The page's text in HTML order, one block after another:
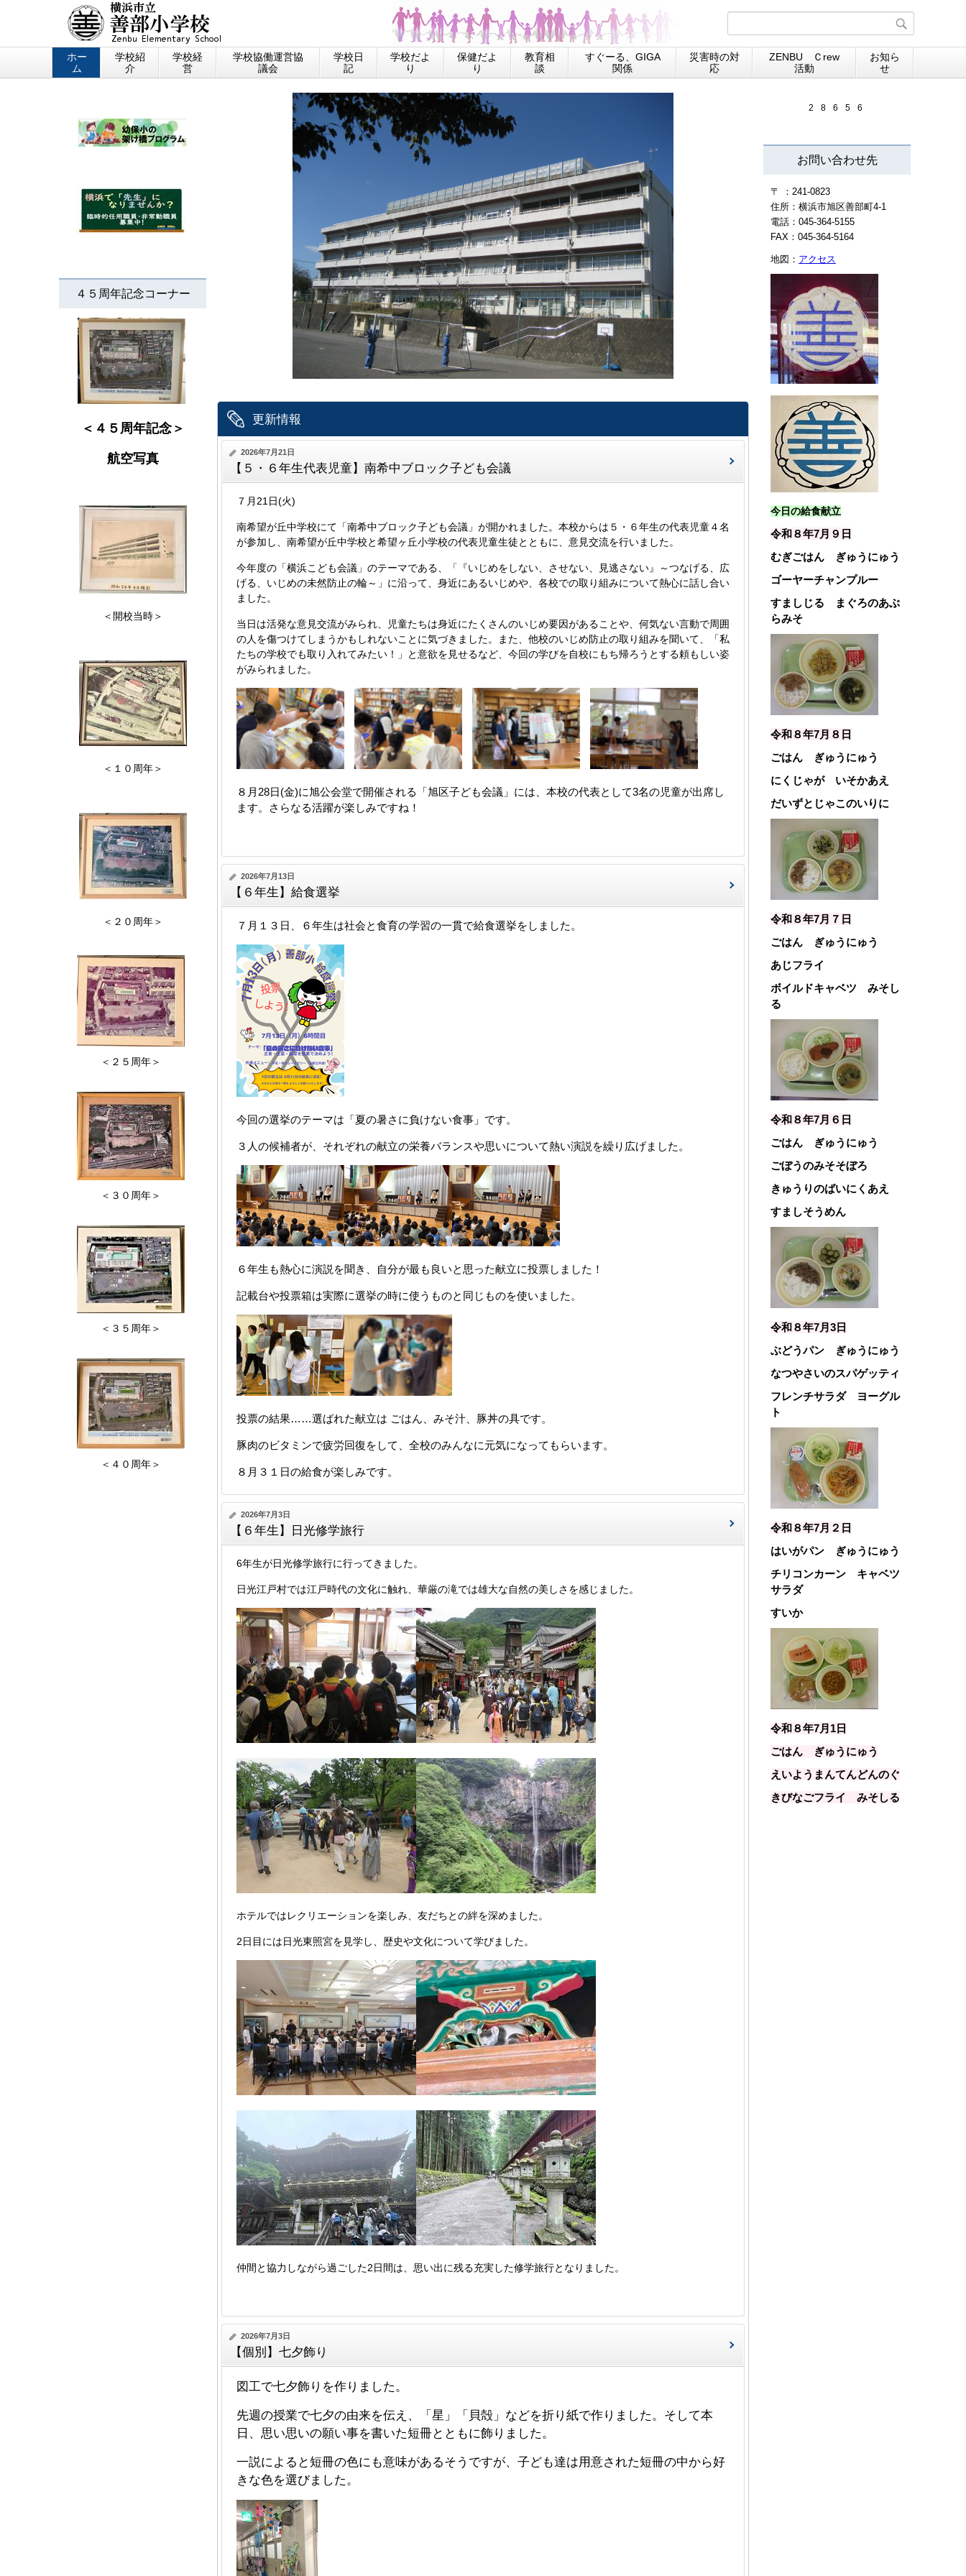
ホー
ム
学校紹
介
学校経
営
学校協働運営協
議会
学校日
記
学校だよ
り
保健だよ
り
教育相
談
すぐーる、GIGA
関係
災害時の対
応
ZENBU Ｃrew
活動
お知ら
せ
４５周年記念コーナー
＜４５周年記念＞
航空写真
＜開校当時＞
＜１０周年＞
＜２０周年＞
＜２５周年＞
＜３０周年＞
＜３５周年＞
＜４０周年＞
更新情報
2026年7月21日
【５・６年生代表児童】南希中ブロック子ども会議
７月21日(火)
南希望が丘中学校にて「南希中ブロック子ども会議」が開かれました。本校からは５・６年生の代表児童４名
が参加し、南希望が丘中学校と希望ヶ丘小学校の代表児童生徒とともに、意見交流を行いました。
今年度の「横浜こども会議」のテーマである、「『いじめをしない、させない、見逃さない』～つなげる、広
げる、いじめの未然防止の輪～」に沿って、身近にあるいじめや、各校での取り組みについて熱心に話し合い
ました。
当日は活発な意見交流がみられ、児童たちは身近にたくさんのいじめ要因があることや、何気ない言動で周囲
の人を傷つけてしまうかもしれないことに気づきました。また、他校のいじめ防止の取り組みを聞いて、「私
たちの学校でも取り入れてみたい！」と意欲を見せるなど、今回の学びを自校にもち帰ろうとする頼もしい姿
がみられました。
８月28日(金)に旭公会堂で開催される「旭区子ども会議」には、本校の代表として3名の児童が出席し
ます。さらなる活躍が楽しみですね！
2026年7月13日
【６年生】給食選挙
７月１３日、６年生は社会と食育の学習の一貫で給食選挙をしました。
今回の選挙のテーマは「夏の暑さに負けない食事」です。
３人の候補者が、それぞれの献立の栄養バランスや思いについて熱い演説を繰り広げました。
６年生も熱心に演説を聞き、自分が最も良いと思った献立に投票しました！
記載台や投票箱は実際に選挙の時に使うものと同じものを使いました。
投票の結果……選ばれた献立は ごはん、みそ汁、豚丼の具です。
豚肉のビタミンで疲労回復をして、全校のみんなに元気になってもらいます。
８月３１日の給食が楽しみです。
2026年7月3日
【６年生】日光修学旅行
6年生が日光修学旅行に行ってきました。
日光江戸村では江戸時代の文化に触れ、華厳の滝では雄大な自然の美しさを感じました。
ホテルではレクリエーションを楽しみ、友だちとの絆を深めました。
2日目には日光東照宮を見学し 、歴史や文化について学びました。
仲間と協力しながら過ごした2日間は、思い出に残る充実した修学旅行となりました。
2026年7月3日
【個別】七夕飾り
図工で七夕飾りを作りました。
先週の授業で七夕の由来を伝え、「星」「貝殻」などを折り紙で作りました。そして本
日、思い思いの願い事を書いた短冊とともに飾りました。
一説によると短冊の色にも意味があるそうですが、子ども達は用意された短冊の中から好
きな色を選びました。
2 8 6 5 6
お問い合わせ先
〒 ：241-0823
住所：横浜市旭区善部町4-1
電話：045-364-5155
FAX：045-364-5164
地図： アクセス
今日の給食献立
令和８年7月９ 日
むぎごはん ぎゅうにゅう
ゴーヤーチャンプルー
すましじる まぐろのあぶ
らみそ
令和８年7月８ 日
ごはん ぎゅうにゅう
にくじゃが いそかあえ
だいずとじゃこのいりに
令和８年7月７ 日
ごはん ぎゅうにゅう
あじフライ
ボイルドキャベツ みそし
る
令和８年7月６ 日
ごはん ぎゅうにゅう
ごぼうのみそそぼろ
きゅうりのばいにくあえ
すましそうめん
令和８年7月3 日
ぶどうパン ぎゅうにゅう
なつやさいのスパゲッティ
フレンチサラダ ヨーグル
ト
令和８年7月２ 日
はいがパン ぎゅうにゅう
チリコンカーン キャベツ
サラダ
すいか
令和８年7月1 日
ごはん ぎゅうにゅう
えいようまんてんどんのぐ
きびなごフライ みそしる